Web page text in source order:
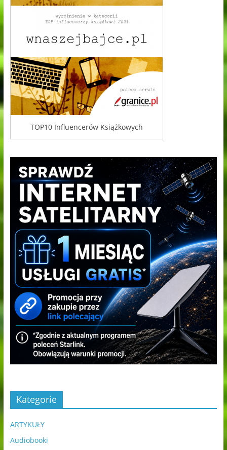
TOP10 Influencerów Książkowych
Kategorie
ARTYKUŁY
Audiobooki